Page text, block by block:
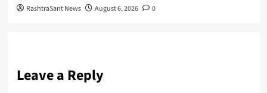
RashtraSant News August 6, 2026 0
Leave a Reply